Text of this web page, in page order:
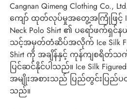
Cangnan Qimeng Clothing
ကျော် ထုတ်လုပ်မှုအတွေ့အကြုံဖြင့် Ice
Neck Polo Shirt ၏ ပရော်ဖက်
သင့်အမှတ်တံဆိပ်အလိုက် Ice Silk
Shirt ကို အချိန်နှင့် ကုန်ကျစရိတ်
ပြင်ဆင်နိုင်ပါသည်။ Ice Silk
အမျိုးအစားသည် ပြည်တွင်းပြည်ပ
သည်။